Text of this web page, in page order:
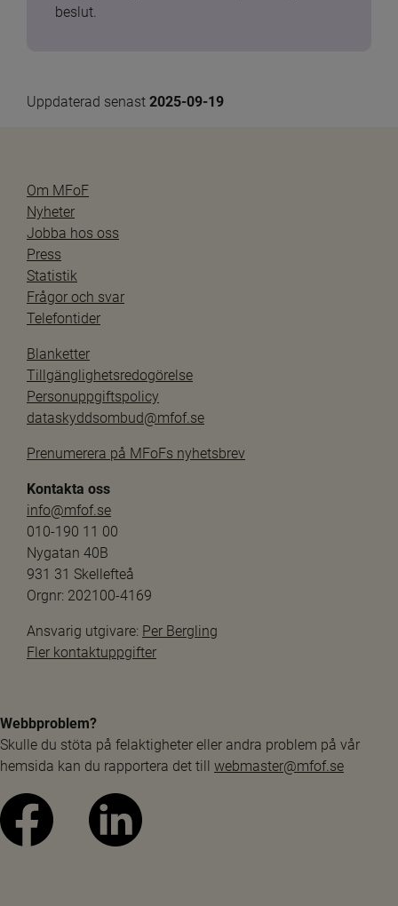
beslut.
Uppdaterad senast 2025-09-19
Om MFoF
Nyheter
Jobba hos oss
Press
Statistik
Frågor och svar
Telefontider
Blanketter
Tillgänglighetsredogörelse
Personuppgiftspolicy
dataskyddsombud@mfof.se
Prenumerera på MFoFs nyhetsbrev
Kontakta oss
info@mfof.se
010-190 11 00
Nygatan 40B
931 31 Skellefteå
Orgnr: 202100-4169
Ansvarig utgivare: Per Bergling
Fler kontaktuppgifter
Webbproblem?
Skulle du stöta på felaktigheter eller andra problem på vår
hemsida kan du rapportera det till webmaster@mfof.se